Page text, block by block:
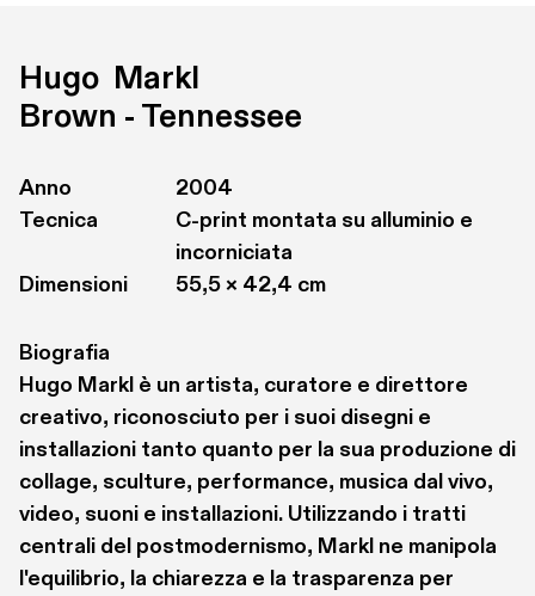
Hugo  Markl
Brown - Tennessee
Anno
2004
Tecnica
C-print montata su alluminio e
incorniciata
Dimensioni
55,5 × 42,4 cm
Biografia
Hugo Markl è un artista, curatore e direttore
creativo, riconosciuto per i suoi disegni e
installazioni tanto quanto per la sua produzione di
collage, sculture, performance, musica dal vivo,
video, suoni e installazioni. Utilizzando i tratti
centrali del postmodernismo, Markl ne manipola
l'equilibrio, la chiarezza e la trasparenza per